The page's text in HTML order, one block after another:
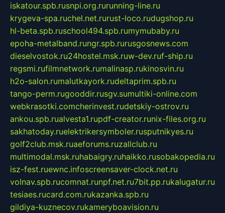
iskatour.spb.rusnpi.org.rurunning-line.ru
krygeva-spa.ruchel.net.rurust-loco.rudugshop.ru
hl-beta.spb.ruschool494.spb.rumymubaby.ru
epoha-metalband.rungr.spb.rurusgosnews.com
dieselvostok.ru24hostel.msk.ruw-dev.ruf-ship.ru
regsmi.rufilmnetwork.rumalinasp.rukinosvin.ru
h2o-salon.rumalutkayork.rudeltaprim.spb.ru
tango-perm.rugooddir.rusgv.sumultiki-online.com
webkrasotki.comcherinvest.rudetskiy-ostrov.ru
ankou.spb.rualvesta1.rupdf-creator.runix-files.org.ru
sakhatoday.ruelektrikersymboler.rusputnikyes.ru
golf2club.msk.ruaeforums.ruzallclub.ru
multimodal.msk.ruhabaigry.ruhaikko.rusobakopedia.ru
isz-fest.ruewnc.infoscreensaver-clock.net.ru
volnav.spb.rucomnat.runpf.net.ru7bit.pp.rukalugatur.ru
tesiaes.rucard.com.rukazanka.spb.ru
gildiya-kuznecov.rukameryboavision.ru